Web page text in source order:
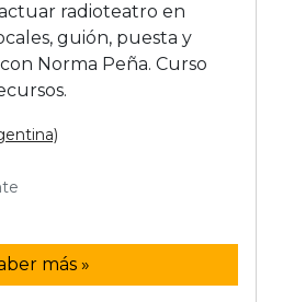
radioteatro en
guión, puesta y
Norma Peña. Curso
más »